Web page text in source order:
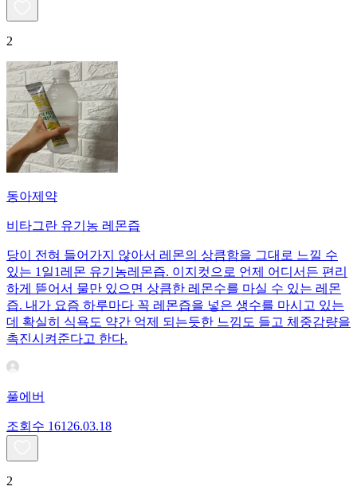
2
동아제약
비타그란 유기농 레몬즙
당이 전혀 들어가지 않아서 레몬의 상큼함을 그대로 느낄 수
있는 1일1레몬 유기농레몬즙. 이지컷으로 언제 어디서든 편리
하게 뜯어서 물만 있으면 상큼한 레몬수를 마실 수 있는 레몬
즙. 내가 요즘 하루마다 꼭 레몬즙을 넣은 생수를 마시고 있는
데 확실히 식욕도 약간 억제 되는듯한 느낌도 들고 체중감량을
촉진시켜준다고 한다.
풀에버
조회수 161 26.03.18
2